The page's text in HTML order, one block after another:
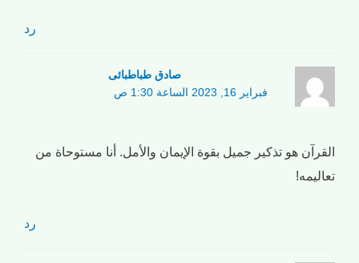
رد
صادق طباطبائی
فبراير 16, 2023 الساعة 1:30 ص
القرآن هو تذكير جميل بقوة الإيمان والأمل. أنا مستوحاة من
تعاليمه!
رد